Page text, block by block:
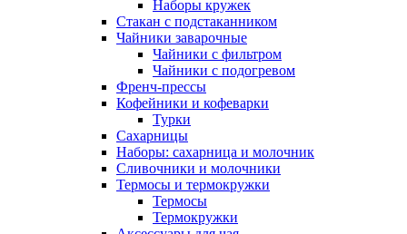
Наборы кружек
Стакан с подстаканником
Чайники заварочные
Чайники с фильтром
Чайники с подогревом
Френч-прессы
Кофейники и кофеварки
Турки
Сахарницы
Наборы: сахарница и молочник
Сливочники и молочники
Термосы и термокружки
Термосы
Термокружки